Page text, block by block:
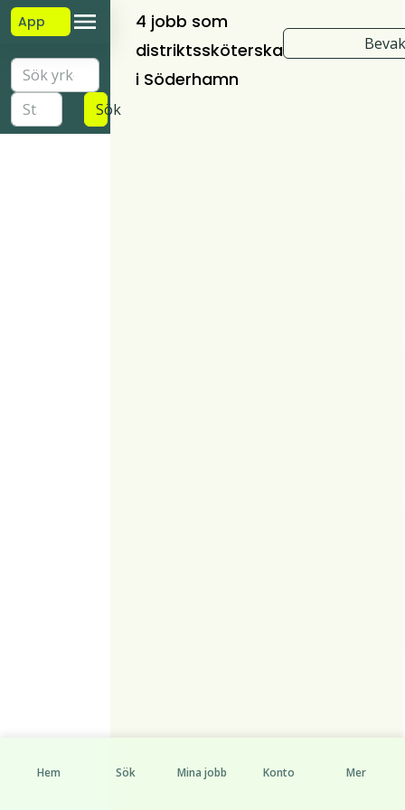
App
Sök
4 jobb som
distriktssköterska
i Söderhamn
Hem Sök Mina jobb Konto Mer